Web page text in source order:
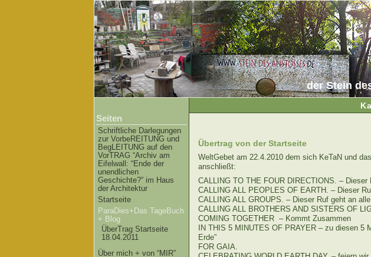
der Stein
Seiten
Schriftliche Darlegungen
zur VorbeREITUNG und
BegLEITUNG auf den
VorTRAG “Archiv am
Eifelwall: “Ende der
unendlichen
Geschichte?” im Haus
der Architektur
Startseite
ParaDies+Das TageBuch
+ Blog
ÜberTrag Startseite
18.04.2011
Über mich + von “MIR”
Übertrag von der Startseite
WeltGebet am 22.4.2010 dem sich KeTaN und
anschließt:
CALLING TO THE FOUR DIRECTIONS. –
CALLING ALL PEOPLES OF EARTH. – Dieser
CALLING ALL GROUPS. – Dieser Ruf geht an
CALLING ALL BROTHERS AND SISTERS OF
COMING TOGETHER – Kommt Zusammen
IN THIS 5 MINUTES OF PRAYER – zu diesen
Erde”
FOR GAIA.